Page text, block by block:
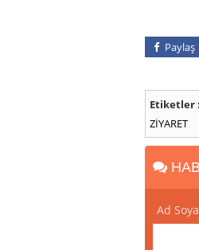
Paylaş
Etiketler :
ZİYARET
Ad